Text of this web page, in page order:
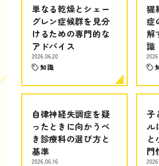
単なる乾燥とシェー
グレン症候群を見分
けるための専門的な
アドバイス
2026.06.20
知識
猩
症
解
識
自律神経失調症を疑
ったときに向かうべ
き診療科の選び方と
基準
2026.06.16
子
ル
と
門